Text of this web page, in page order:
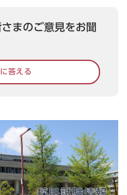
まのご意見をお聞
答える